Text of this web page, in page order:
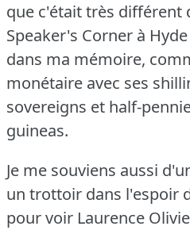
que c'était très différent
Speaker's Corner à
dans ma mémoire,
monétaire avec ses
sovereigns et half-
guineas.
Je me souviens aussi
un trottoir dans l'espoir
pour voir Laurence